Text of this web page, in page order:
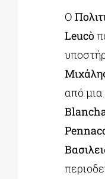
ΕΚΠΑΙΔΕΥΤΙΚΑ ΙΔΡΥΜΑΤΑ
ΠΟΛΙΤΙΣΤΙΚΟΙ ΦΟΡΕΙΣ
Ο
Leucò
από